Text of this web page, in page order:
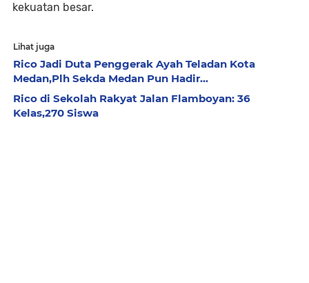
kekuatan besar.
Lihat juga
Rico Jadi Duta Penggerak Ayah Teladan Kota
Medan,Plh Sekda Medan Pun Hadir...
Rico di Sekolah Rakyat Jalan Flamboyan: 36
Kelas,270 Siswa